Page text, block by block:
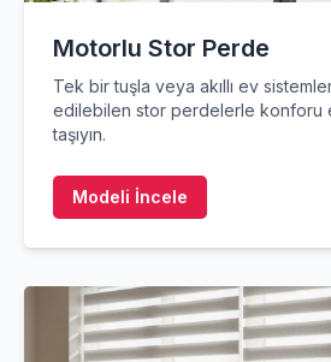
Motorlu Stor Perde
Tek bir tuşla veya akıllı ev
edilebilen stor perdelerle konforu
taşıyın.
Modeli İncele